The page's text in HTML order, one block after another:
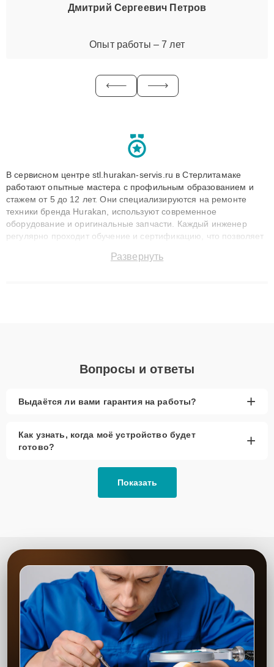
Дмитрий Сергеевич Петров
Опыт работы – 7 лет
В сервисном центре stl.hurakan-servis.ru в Стерлитамаке
работают опытные мастера с профильным образованием и
стажем от 5 до 12 лет. Они специализируются на ремонте
техники бренда Hurakan, используют современное
оборудование и оригинальные запчасти. Каждый инженер
регулярно проходит обучение и сертификацию, что позволяет
технику с сохранением гарантии до 3 лет. Наши мастера
Развернуть
Вопросы и ответы
Выдаётся ли вами гарантия на работы? +
Как узнать, когда моё устройство будет
готово?
+
Показать